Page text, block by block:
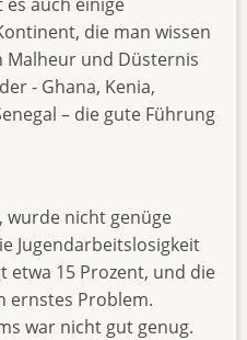
die man wissen
Malheur und Düsternis
- Ghana, Kenia,
– die gute Führung
wurde nicht genüge
Jugendarbeitslosigkeit
15 Prozent, und die
ernstes Problem.
war nicht gut genug.